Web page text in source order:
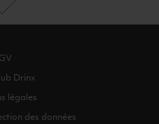
Drinx
légales
des données